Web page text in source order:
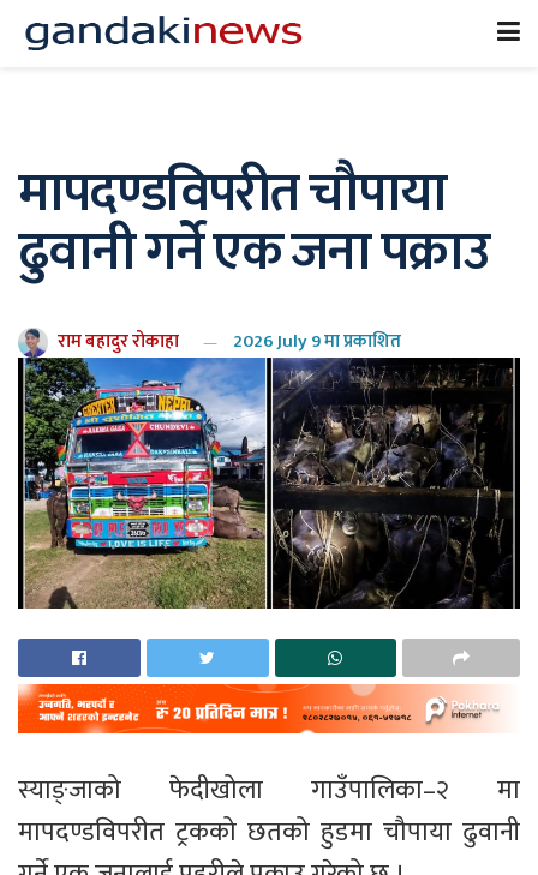
मापदण्डविपरीत चौपाया
ढुवानी गर्ने एक जना पक्राउ
राम बहादुर रोकाहा 2026 July 9 मा प्रकाशित
स्याङ्जाको फेदीखोला गाउँपालिका–२ मा
मापदण्डविपरीत ट्रकको छतको हुडमा चौपाया ढुवानी